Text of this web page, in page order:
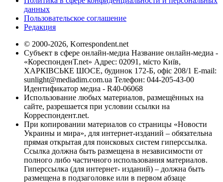
данных
Пользовательское соглашение
Редакция
© 2000-2026, Korrespondent.net
Субъект в сфере онлайн-медиа Название онлайн-медиа -
«КореспонденТ.net» Адрес: 02091, місто Київ,
ХАРКІВСЬКЕ ШОСЕ, будинок 172-Б, офіс 208/1 E-mail:
sunlight@mediadim.com.ua Телефон: 044-205-43-00
Идентификатор медиа - R40-06068
Использование любых материалов, размещённых на
сайте, разрешается при условии ссылки на
Корреспондент.net.
При копировании материалов со страницы «Новости
Украины и мира», для интернет-изданий – обязательна
прямая открытая для поисковых систем гиперссылка.
Ссылка должна быть размещена в независимости от
полного либо частичного использования материалов.
Гиперссылка (для интернет- изданий) – должна быть
размещена в подзаголовке или в первом абзаце